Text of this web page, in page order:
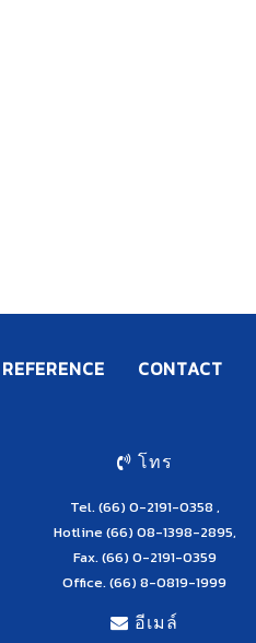
REFERENCE CONTACT
โทร
Tel.(66) 0-2191-0358 ,
Hotline(66) 08-1398-2895,
Fax. (66) 0-2191-0359
Office.(66) 8-0819-1999
อีเมล์